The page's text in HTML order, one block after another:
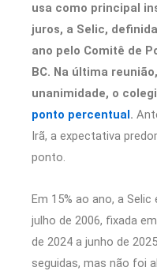
usa como principal
juros, a Selic,
ano pelo Comitê de
BC. Na última
unanimidade, o
ponto percentual .
Irã, a expectativa
ponto.
Em 15% ao ano, a
julho de 2006, fixada
de 2024 a junho de
seguidas, mas não foi